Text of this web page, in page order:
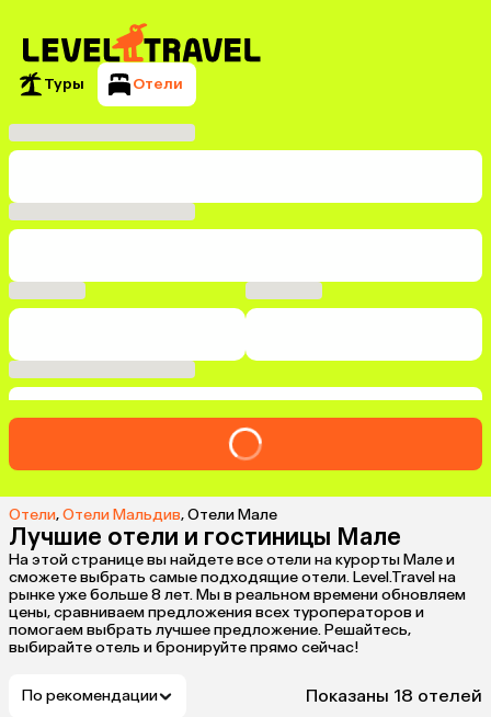
Туры Отели
Отели,Отели Мальдив,Отели Мале
Лучшие отели и гостиницы Мале
На этой странице вы найдете все отели на курорты Мале и
сможете выбрать самые подходящие отели. Level.Travel на
рынке уже больше 8 лет. Мы в реальном времени обновляем
цены, сравниваем предложения всех туроператоров и
помогаем выбрать лучшее предложение. Решайтесь,
выбирайте отель и бронируйте прямо сейчас!
По рекомендации Показаны 18 отелей